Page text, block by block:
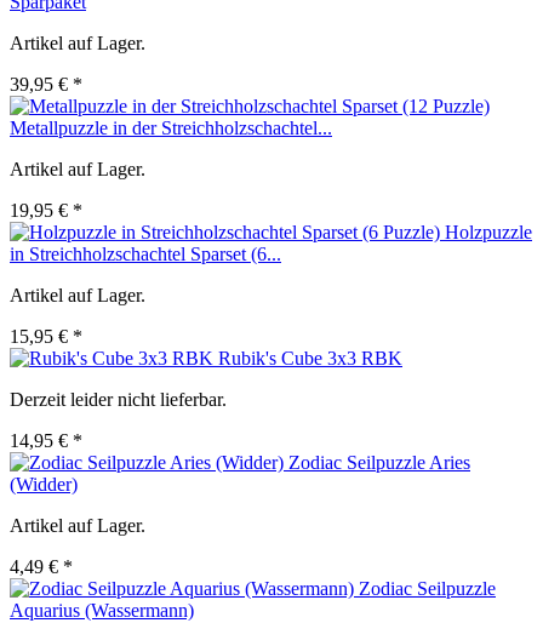
Artikel auf Lager.
39,95 € *
Metallpuzzle in der Streichholzschachtel...
Artikel auf Lager.
19,95 € *
Holzpuzzle
in Streichholzschachtel Sparset (6...
Artikel auf Lager.
15,95 € *
Rubik's Cube 3x3 RBK
Derzeit leider nicht lieferbar.
14,95 € *
Zodiac Seilpuzzle Aries
(Widder)
Artikel auf Lager.
4,49 € *
Zodiac Seilpuzzle
Aquarius (Wassermann)